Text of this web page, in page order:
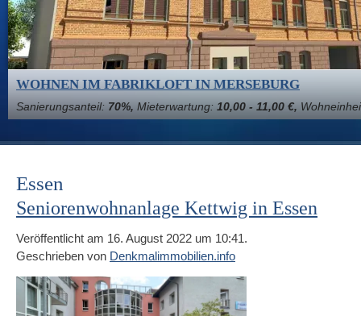
WOHNEN IM FABRIKLOFT IN MERSEBURG
Sanierungsanteil: 70%, Mieterwartung: 10,00 - 11,00 €,
Essen
Seniorenwohnanlage Kettwig in Essen
Veröffentlicht am 16. August 2022 um 10:41.
Geschrieben von Denkmalimmobilien.info